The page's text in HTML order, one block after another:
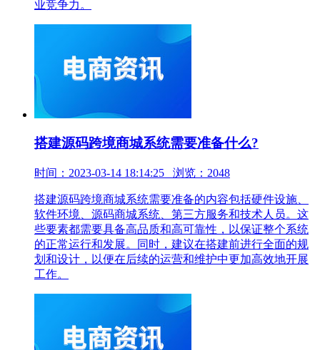
业竞争力。
搭建源码跨境商城系统需要准备什么?
时间：2023-03-14 18:14:25 浏览：2048
搭建源码跨境商城系统需要准备的内容包括硬件设施、
软件环境、源码商城系统、第三方服务和技术人员。这
些要素都需要具备高品质和高可靠性，以保证整个系统
的正常运行和发展。同时，建议在搭建前进行全面的规
划和设计，以便在后续的运营和维护中更加高效地开展
工作。